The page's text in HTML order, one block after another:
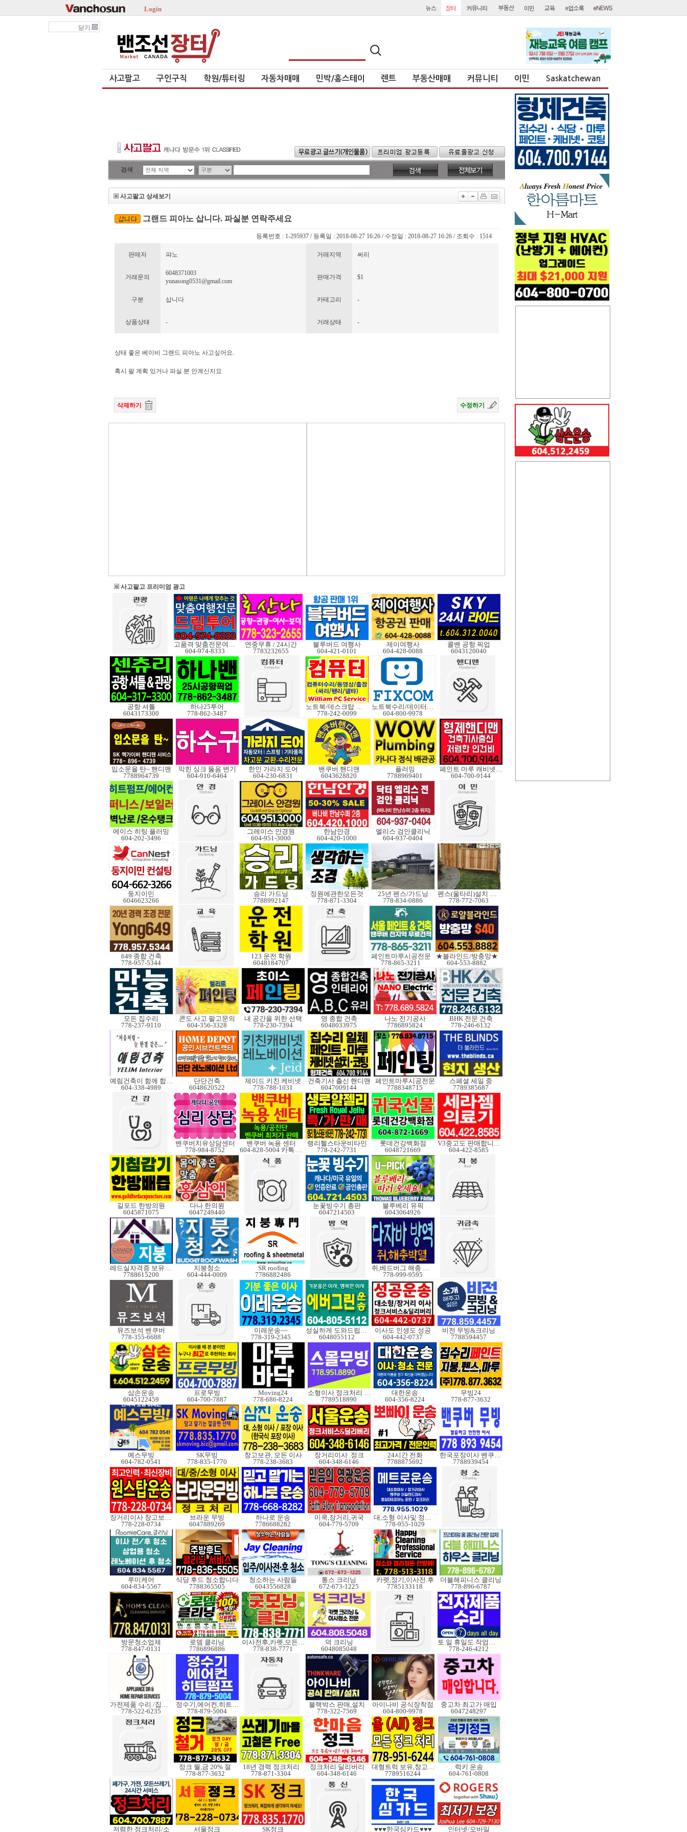
Login
닫기
사고팔고 구인구직 학원/튜터링 자동차매매 민박/홈스테이 렌트 부동산매매 커뮤니티 이민 Saskatchewan
검색 |
사고팔고 상세보기
그랜드 피아노 삽니다. 파실분 연락주세요
등록번호 : 1-295937 / 등록일 : 2018-08-27 16:26 / 수정일 : 2018-08-27 16:26 / 조회수 : 1514
판매자 퍄노 거래지역 써리
거래문의
6048371003
yunasong0531@gmail.com
판매가격 $1
구분 삽니다 카테고리 -
상품상태 - 거래상태 -
상태 좋은 베이비 그랜드 피아노 사고싶어요.
혹시 팔 계획 있거나 파실 분 안계신지요
삭제하기 수정하기
사고팔고 프리미엄 광고
고품격 맞춤전문여행사
604-974-8333
연중무휴 / 24시간
7783232655
블루버드 여행사
604-421-0101
제이여행사
604-428-0088
콜밴 공항 픽업
6043120040
공항 셔틀
6043173300
하나25투어
778-862-3487
노트북/데스크탑 수리
778-242-0099
노트북수리/데이터복구
604-800-9978
입소문을 탄~ 핸디맨
7788964739
막힌 싱크 뚫음 변기
604-910-6464
한인 가라지 도어
604-230-6831
밴쿠버 핸디맨
6043628820
플러밍
7788969401
페인트 마루 캐비넷코팅
604-700-9144
에이스 히팅 플러밍
604-202-3496
그레이스 안경원
604-951-3000
한남안경
604-420-1000
엘리스 검안클리닉
604-937-0404
둥지이민
6046623266
승리 가드닝
7788992147
정원에관한모든것
778-871-3304
25년 펜스/가드닝
778-834-0886
펜스(울타리)설치 수리
778-772-7063
649 종합 건축
778-957-5344
123 운전 학원
6048184707
페인트마루시공전문
778-865-3211
★블라인드/방충망★
604-553-8882
모든 집수리
778-237-9110
콘도 사고.팔고문의
604-356-3328
내 공간을 위한 선택
778-230-7394
영 종합 건축
6048033975
나노 전기공사
7786895824
BHK 전문 건축
778-246-6132
예림건축이 함께 합니다
604-338-4989
단단건축
6048620522
제이드 키친 케비넷
778-788-1031
건축기사 출신 핸디맨
6047009144
페인트마루시공전문
7788348715
스페셜 세일 중
7789385687
밴쿠버치유상담센터
778-984-8752
밴쿠버 녹용 센터
604-828-5004 카톡 Elkcanada
랭리헬스타운비타민
778-242-7731
롯데건강백화점
6048721669
V3중고도 판매합니다.
604-422-8585
길포드 한방의원
6045871075
다나 한의원
6047249440
눈꽃빙수기 총판
6047214503
블루베리 유픽
6043064926
레드실자격증 보유업체
7788615200
지붕청소
604-444-0009
SR roofing
7786882486
쥐,베드버그 해충 박멸
778-999-9595
뮤즈보석 벤쿠버
778-355-6688
이레운송~~
778-319-2345
성실하게 도와드립니다
6048055112
이사도 인생도 성공
604-442-0737
비전 무빙&크리닝
7788594457
삼손운송
6045122459
프로무빙
604-700-7887
Moving24
778-686-8224
소형이사 정크처리 무빙
7789518890
대한운송
604-356-8224
무빙24
778-877-3632
예스무빙
604-782-0541
SK무빙
778-835-1770
창고보관, 모든 이사
778-238-3683
장거리이사 .정크
604-348-6146
24시간 전화
7788875692
한국포장이사 밴쿠버무빙
7788939454
장거리이사 창고보관정크
778-228-0734
브라운 무빙
6047889269
하나로 운송
7786688282
미쿡,장거리,귀국
604-779-5709
대,소형 이사및 정크처
778-955-1029
루미케어
604-834-5567
식당 후드 청소합니다
7788365505
청소하는 사람들
6043556828
통스 크리닝
672-673-1225
카펫,정기,이사전.후
7785133118
더블해피니스 클리닝
778-896-6787
방문청소업체
778-847-0131
로뎀 클리닝
7786896886
이사전후,카펫,모든청소
778-838-7771
덕 크리닝
6048085048
토.일 휴일도 작업가능
778-246-4212
가전제품 수리 /집수리
778-522-6235
정수기,에어컨,히트펌프
778-879-5004
블랙박스 판매,설치
778-322-7569
아이나비 공식장착점
604-800-9978
중고차 최고가 매입
6047248297
정크 월,금 20% 절
778-877-3632
18년 경력 정크처리
778-871-3304
정크처리 딜리버리
604-348-6146
대형트럭 보유,창고보관
7789516244
럭키 운송
604-761-0808
저렴한 정크처리/소 서울정크 SK정크 ♥♥♥한국심카드♥♥♥ 인터넷/모바일